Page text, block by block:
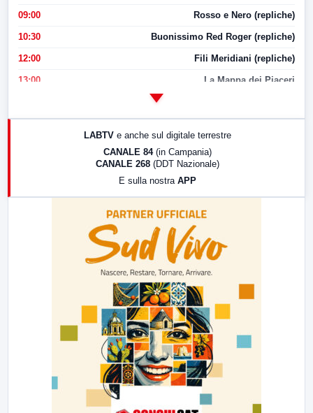
09:00 Rosso e Nero (repliche)
10:30 Buonissimo Red Roger (repliche)
12:00 Fili Meridiani (repliche)
13:00 La Mappa dei Piaceri
LABTV e anche sul digitale terrestre
CANALE 84 (in Campania)
CANALE 268 (DDT Nazionale)
E sulla nostra APP